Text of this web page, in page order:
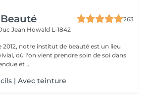
263
Jean Howald L-1842
2012, notre institut de beauté est un lieu
où l'on vient prendre soin de soi dans
et ...
| Avec teinture